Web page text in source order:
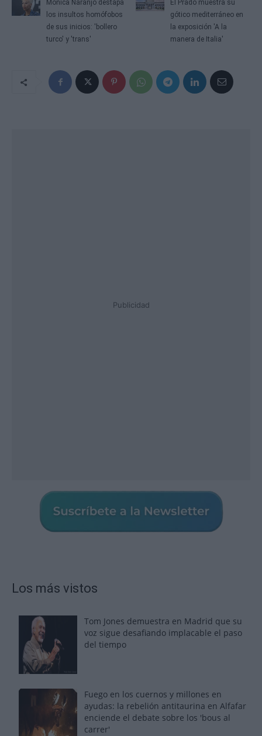
Mónica Naranjo destapa
los insultos homófobos
de sus inicios: 'bollero
turco' y 'trans'
El Prado muestra su
gótico mediterráneo en
la exposición 'A la
manera de Italia'
Publicidad
Los más vistos
Tom Jones demuestra en Madrid que su
voz sigue desafiando implacable el paso
del tiempo
Fuego en los cuernos y millones en
ayudas: la rebelión antitaurina en Alfafar
enciende el debate sobre los 'bous al
carrer'